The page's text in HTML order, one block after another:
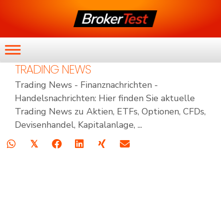
TRADING NEWS
Trading News - Finanznachrichten -
Handelsnachrichten: Hier finden Sie aktuelle
Trading News zu Aktien, ETFs, Optionen, CFDs,
Devisenhandel, Kapitalanlage, ...
𝕏